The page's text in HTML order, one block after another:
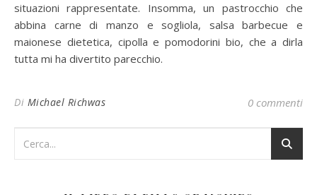
situazioni rappresentate. Insomma, un pastrocchio che
abbina carne di manzo e sogliola, salsa barbecue e
maionese dietetica, cipolla e pomodorini bio, che a dirla
tutta mi ha divertito parecchio.
Di Michael Richwas 0 commenti